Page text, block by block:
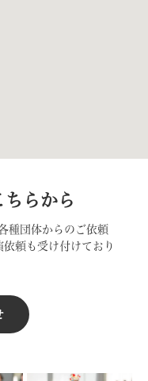
ちらから
種団体からのご依頼
頼も受け付けており